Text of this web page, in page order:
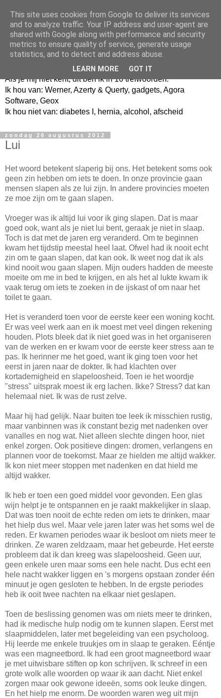
Jangeox' blog
Als je mij niet kent, dit ben ik in 10 trefwoorden.
Ik hou van: Werner, Azerty & Querty, gadgets, Agora
Software, Geox
Ik hou niet van: diabetes I, hernia, alcohol, afscheid
zondag 26 augustus 2012
Lui
Het woord betekent slaperig bij ons. Het betekent soms ook
geen zin hebben om iets te doen. In onze provincie gaan
mensen slapen als ze lui zijn. In andere provincies moeten
ze moe zijn om te gaan slapen.
Vroeger was ik altijd lui voor ik ging slapen. Dat is maar
goed ook, want als je niet lui bent, geraak je niet in slaap.
Toch is dat met de jaren erg veranderd. Om te beginnen
kwam het tijdstip meestal heel laat. Ofwel had ik nooit echt
zin om te gaan slapen, dat kan ook. Ik weet nog dat ik als
kind nooit wou gaan slapen. Mijn ouders hadden de meeste
moeite om me in bed te krijgen, en als het al lukte kwam ik
vaak terug om iets te zoeken in de ijskast of om naar het
toilet te gaan.
Het is veranderd toen voor de eerste keer een woning kocht.
Er was veel werk aan en ik moest met veel dingen rekening
houden. Plots bleek dat ik niet goed was in het organiseren
van de werken en er kwam voor de eerste keer stress aan te
pas. Ik herinner me het goed, want ik ging toen voor het
eerst in jaren naar de dokter. Ik had klachten over
kortademigheid en slapeloosheid. Toen ie het woordje
"stress" uitsprak moest ik erg lachen. Ikke? Stress? dat kan
helemaal niet. Ik was de rust zelve.
Maar hij had gelijk. Naar buiten toe leek ik misschien rustig,
maar vanbinnen was ik constant bezig met nadenken over
vanalles en nog wat. Niet alleen slechte dingen hoor, niet
enkel zorgen. Ook positieve dingen: dromen, verlangens en
plannen voor de toekomst. Maar ze hielden me altijd wakker.
Ik kon niet meer stoppen met nadenken en dat hield me
altijd wakker.
Ik heb er toen een goed middel voor gevonden. Een glas
wijn helpt je te ontspannen en je raakt makkelijker in slaap.
Dat was toen nooit de echte reden om iets te drinken, maar
het hielp dus wel. Maar vele jaren later was het soms wel de
reden. Er kwamen periodes waar ik besloot om niets meer te
drinken. Ze waren zeldzaam, maar het gebeurde. Het eerste
probleem dat ik dan kreeg was slapeloosheid. Geen uur,
geen enkele uren maar soms een hele nacht. Dus echt een
hele nacht wakker liggen en 's morgens opstaan zonder één
minuut je ogen gesloten te hebben. In de ergste periodes
heb ik ooit twee nachten na elkaar niet geslapen.
Toen de beslissing genomen was om niets meer te drinken,
had ik medische hulp nodig om te kunnen slapen. Eerst met
slaapmiddelen, later met begeleiding van een psycholoog.
Hij leerde me enkele truukjes om in slaap te geraken. Eéntje
was een magneetbord. Ik had een groot magneetbord waar
je met uitwisbare stiften op kon schrijven. Ik schreef in een
grote wolk alle woorden op waar ik aan dacht. Niet enkel
zorgen maar ook gewone ideeën, soms ook leuke dingen.
En het hielp me enorm. De woorden waren weg uit mijn
This site uses cookies from Google to deliver its services
and to analyze traffic. Your IP address and user-agent are
shared with Google along with performance and security
metrics to ensure quality of service, generate usage
statistics, and to detect and address abuse.
LEARN MORE GOT IT